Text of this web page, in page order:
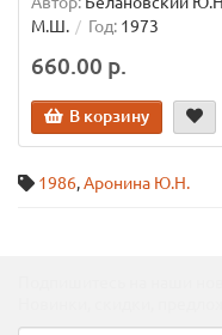
М.Ш.
Год: 1973
660.00 р.
В корзину
1986,Аронина Ю.Н.